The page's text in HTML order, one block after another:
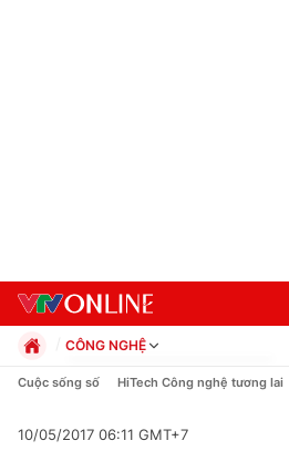
CÔNG NGHỆ
Chính trị
Pháp luật
Cuộc sống số HiTech Công nghệ tương lai
10/05/2017 06:11 GMT+7